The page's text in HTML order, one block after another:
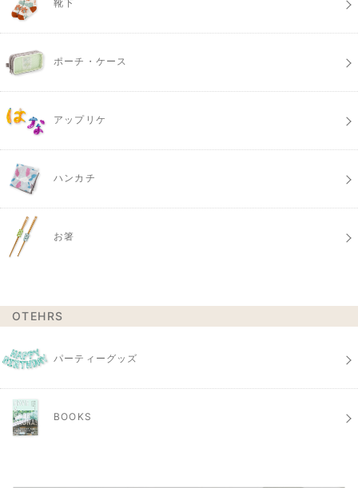
靴下
ポーチ・ケース
アップリケ
ハンカチ
お箸
OTEHRS
パーティーグッズ
BOOKS